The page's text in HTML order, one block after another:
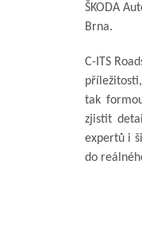
ŠKODA
Brna.
C-ITS
tak
zjistit
expertů i
do